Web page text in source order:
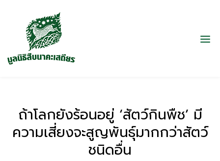
ถ้าโลกยังร้อนอยู่ ‘สัตว์กินพืช’ มี
ความเสี่ยงจะสูญพันธุ์มากกว่าสัตว์
ชนิดอื่น